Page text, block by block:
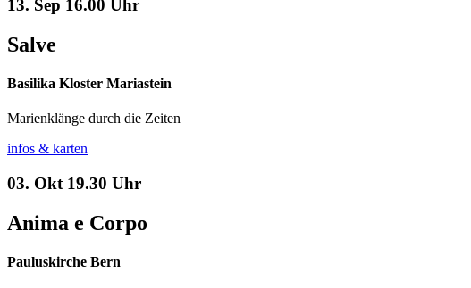
13. Sep 16.00 Uhr
Salve
Basilika Kloster Mariastein
Marienklänge durch die Zeiten
infos & karten
03. Okt 19.30 Uhr
Anima e Corpo
Pauluskirche Bern